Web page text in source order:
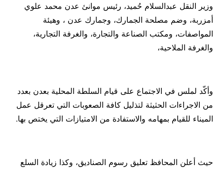
وزير النقل عبدالسلام حُميد، رئيس موانئ عدن محمد علوي
أمزربة، وضم مصلحة الجمارك، وجمارك عدن ، وهيئة
المواصفات، ومكتب الصناعة والتجارة، والغرفة التجارية،
والغرفة الملاحية،
وأكّد لملس في الاجتماع على قيام السلطة المحلية بعدن بعدد
من الاجراءات الحثيثة لتذليل كافة الصعوبات التي تعرقل عمل
الميناء للقيام بمهامه والاستفادة من الامتيازات التي يختص بها.
حيث أعلن المحافظ تعليق رسوم الصناديق، وكذا زيادة السلع